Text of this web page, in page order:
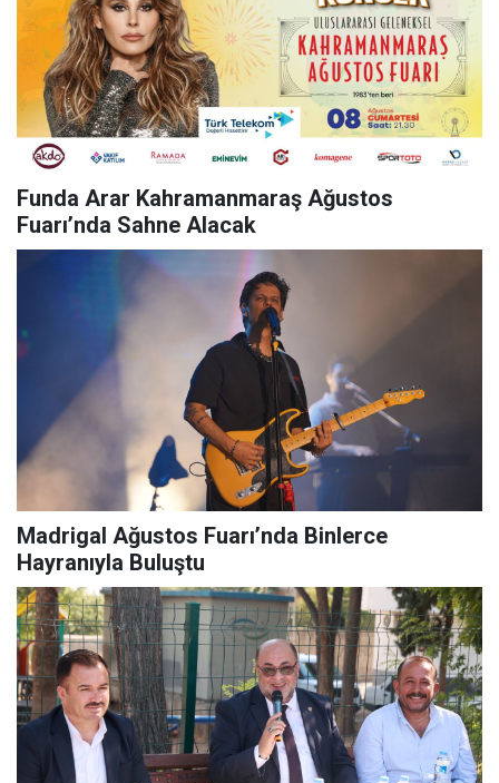
Funda Arar Kahramanmaraş Ağustos
Fuarı’nda Sahne Alacak
Madrigal Ağustos Fuarı’nda Binlerce
Hayranıyla Buluştu